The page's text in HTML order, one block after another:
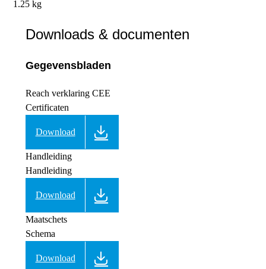
1.25 kg
Downloads & documenten
Gegevensbladen
Reach verklaring CEE
Certificaten
Download
Handleiding
Handleiding
Download
Maatschets
Schema
Download